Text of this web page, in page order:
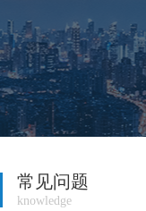
常见问题
knowledge